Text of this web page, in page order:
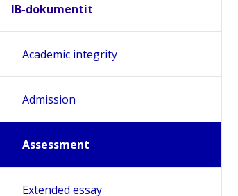
IB-dokumentit
Academic integrity
Admission
Assessment
Extended essay